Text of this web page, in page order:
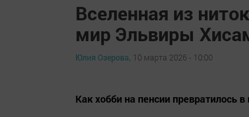
Вселенная из
мир Эльвиры
Юлия Озерова, 10 марта 2026 - 10:00
Как хобби на пенсии превратилось